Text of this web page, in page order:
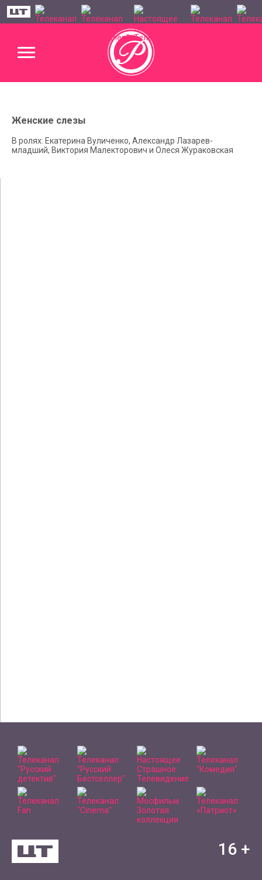
Женские слезы
В ролях: Екатерина Вуличенко, Александр Лазарев-
младший, Виктория Малекторович и Олеся Жураковская
16 +